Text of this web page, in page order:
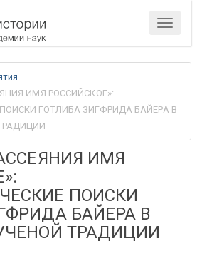
Меню
ИМЯ РОССИЙСКОЕ»:
ГОТЛИБА ЗИГФРИДА БАЙЕРА В
ИМЯ
ПОИСКИ
БАЙЕРА В
ТРАДИЦИИ